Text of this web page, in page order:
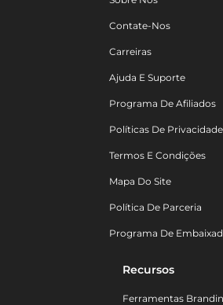
Contate-Nos
Carreiras
Ajuda E Suporte
Programa De Afiliados
Políticas De Privacidade
Termos E Condições
Mapa Do Site
Política De Parceria
Programa De
Recursos
Ferramentas